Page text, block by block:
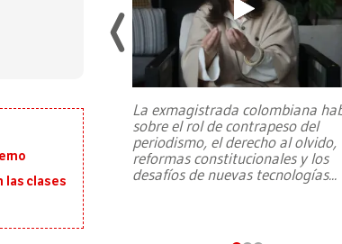
las clases
una
La exmagistrada colombiana
sobre el rol de contrapeso del
periodismo, el derecho al olvido,
reformas constitucionales y los
desafíos de nuevas tecnologías...